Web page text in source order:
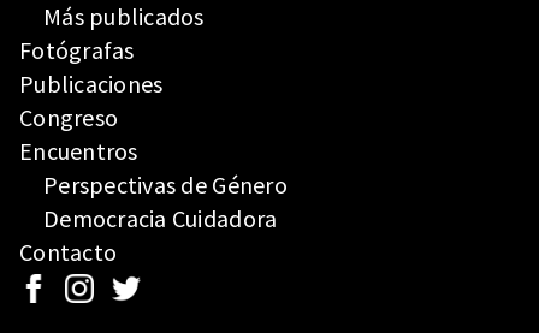
Más publicados
Fotógrafas
Publicaciones
Congreso
Encuentros
Perspectivas de Género
Democracia Cuidadora
Contacto